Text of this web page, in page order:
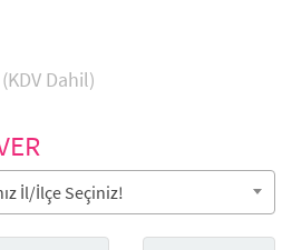
(KDV Dahil)
İl/İlçe Seçiniz!